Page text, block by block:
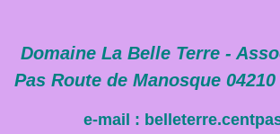
Domaine La Belle Terre -
Pas Route de Manosque 04210
e-mail :